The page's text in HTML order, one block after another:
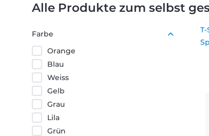
Alle Produkte zum selbst
Farbe
Orange
Blau
Weiss
Gelb
Grau
Lila
Grün